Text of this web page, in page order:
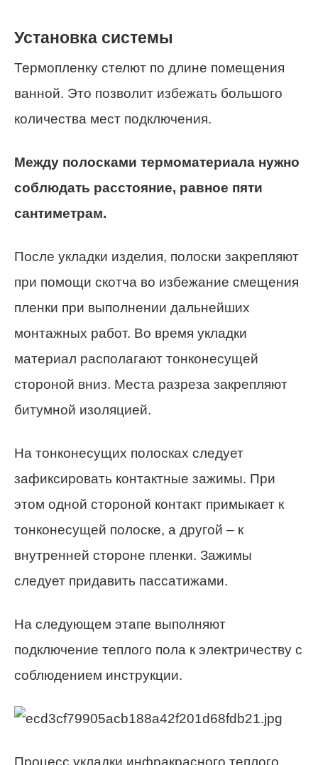
Установка системы
Термопленку стелют по длине помещения
ванной. Это позволит избежать большого
количества мест подключения.
Между полосками термоматериала нужно
соблюдать расстояние, равное пяти
сантиметрам.
После укладки изделия, полоски закрепляют
при помощи скотча во избежание смещения
пленки при выполнении дальнейших
монтажных работ. Во время укладки
материал располагают тонконесущей
стороной вниз. Места разреза закрепляют
битумной изоляцией.
На тонконесущих полосках следует
зафиксировать контактные зажимы. При
этом одной стороной контакт примыкает к
тонконесущей полоске, а другой – к
внутренней стороне пленки. Зажимы
следует придавить пассатижами.
На следующем этапе выполняют
подключение теплого пола к электричеству с
соблюдением инструкции.
Процесс укладки инфракрасного теплого